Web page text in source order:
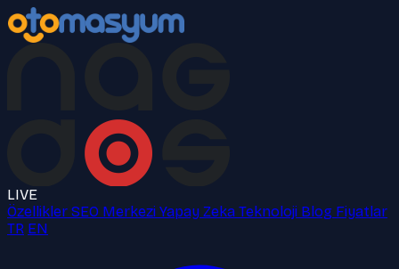
LIVE
Özellikler SEO Merkezi Yapay Zeka Teknoloji Blog Fiyatlar
TR EN